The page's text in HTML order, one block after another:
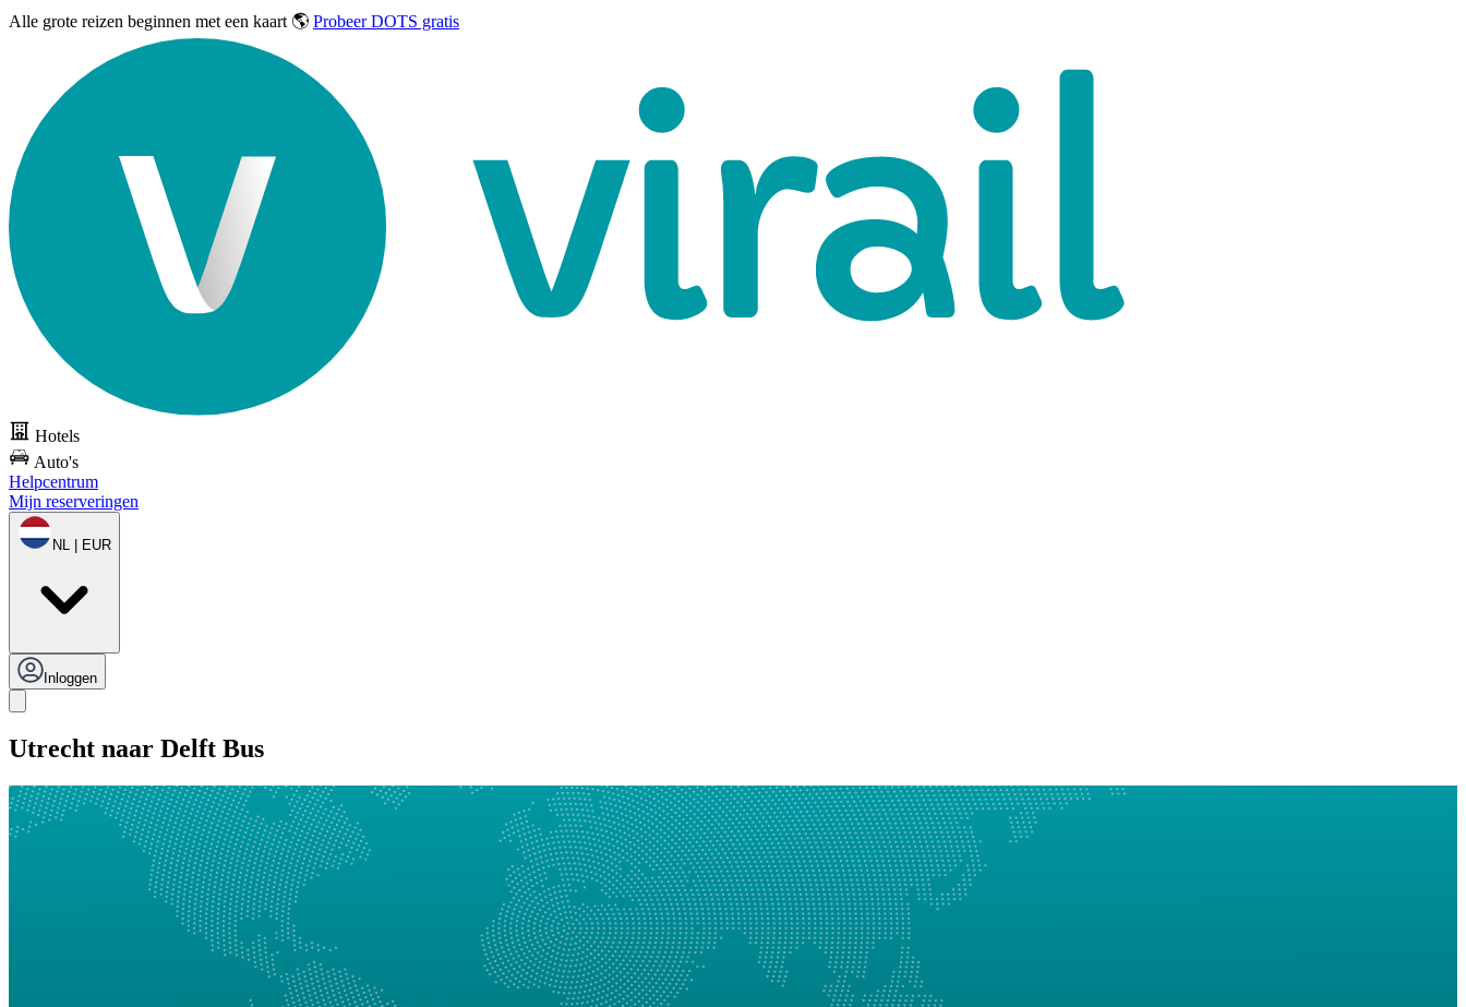
Alle grote reizen beginnen met een kaart 🌎 Probeer DOTS gratis
Hotels
Auto's
Helpcentrum
Mijn reserveringen
NL | EUR
Inloggen
Utrecht naar Delft Bus